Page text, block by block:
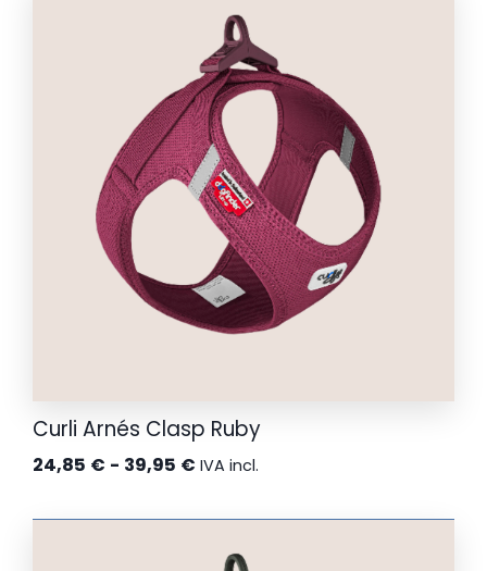
desde
24,85 €
hasta
39,95 €
Curli Arnés Clasp Ruby
24,85 € - 39,95 € Rango
precios:
desde
IVA incl.